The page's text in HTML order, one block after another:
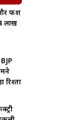
फर्श
लाख
रिश्ता